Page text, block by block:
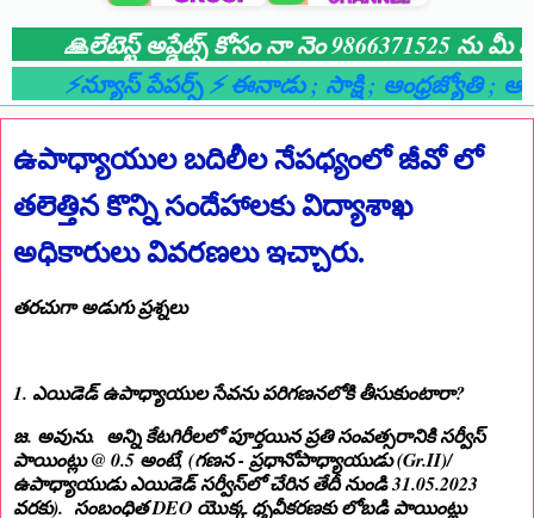
🙏లేటెస్ట్ అప్డేట్స్ కోసం నా నెం 9866371525 ను మీ
⚡న్యూస్ పేపర్స్ ⚡ ఈనాడు; సాక్షి; ఆంధ్రజ్యోతి;
ఉపాధ్యాయుల బదిలీల నేపధ్యంలో జీవో లో
తలెత్తిన కొన్ని సందేహాలకు విద్యాశాఖ
అధికారులు వివరణలు ఇచ్చారు.
తరచుగా అడుగు ప్రశ్నలు
1. ఎయిడెడ్ ఉపాధ్యాయుల సేవను పరిగణనలోకి తీసుకుంటారా?
జ. అవును. అన్ని కేటగిరీలలో పూర్తయిన ప్రతి సంవత్సరానికి సర్వీస్
పాయింట్లు @ 0.5 అంటే, (గణన - ప్రధానోపాధ్యాయుడు (Gr.II)/
ఉపాధ్యాయుడు ఎయిడెడ్ సర్వీస్‌లో చేరిన తేదీ నుండి 31.05.2023
వరకు). సంబంధిత DEO యొక్క ధృవీకరణకు లోబడి పాయింట్లు